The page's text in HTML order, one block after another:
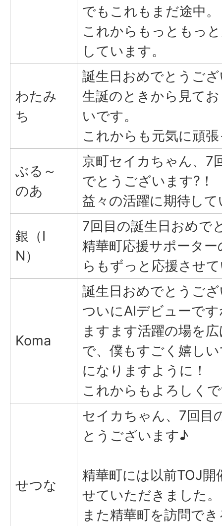
でもこれもまだ途中。
これからもっともっ
しています。
わたみ
ち
誕生日おめでとうご
生誕のときから見て
いです。
これからも元気に頑
ぶる～
のあ
京町セイカちゃん、7
でとうございます?！
益々の活躍に期待し
銀（I
N）
7回目の誕生日おめで
精華町応援サポータ
らもずっと応援させ
Koma
誕生日おめでとうご
ついにAIデビューで
ますます活躍の場を
で、僕もすごく嬉し
になりますように！
これからもよろしく
せつな
セイカちゃん、7回目
とうございます♪
精華町には以前TOJ開
せていただきました。
また精華町を訪問で